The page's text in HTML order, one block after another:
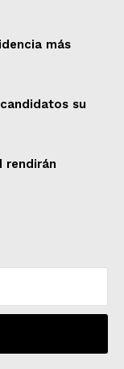
más
su
rendirán